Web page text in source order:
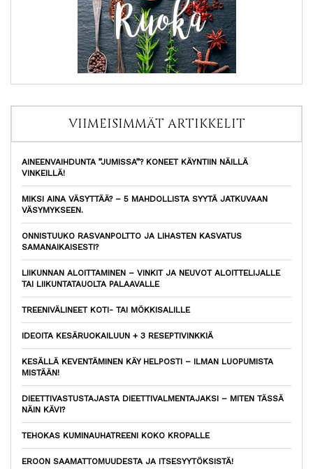
VIIMEISIMMÄT ARTIKKELIT
AINEENVAIHDUNTA ”JUMISSA”? KONEET KÄYNTIIN NÄILLÄ
VINKEILLÄ!
MIKSI AINA VÄSYTTÄÄ? – 5 MAHDOLLISTA SYYTÄ JATKUVAAN
VÄSYMYKSEEN.
ONNISTUUKO RASVANPOLTTO JA LIHASTEN KASVATUS
SAMANAIKAISESTI?
LIIKUNNAN ALOITTAMINEN – VINKIT JA NEUVOT ALOITTELIJALLE
TAI LIIKUNTATAUOLTA PALAAVALLE
TREENIVÄLINEET KOTI- TAI MÖKKISALILLE
IDEOITA KESÄRUOKAILUUN + 3 RESEPTIVINKKIÄ
KESÄLLÄ KEVENTÄMINEN KÄY HELPOSTI – ILMAN LUOPUMISTA
MISTÄÄN!
DIEETTIVASTUSTAJASTA DIEETTIVALMENTAJAKSI – MITEN TÄSSÄ
NÄIN KÄVI?
TEHOKAS KUMINAUHATREENI KOKO KROPALLE
EROON SAAMATTOMUUDESTA JA ITSESYYTÖKSISTÄ!